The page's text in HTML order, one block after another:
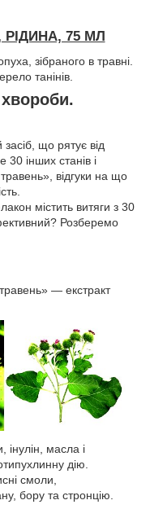
75 МЛ
зібраного в травні.
танінів.
що рятує від
30 інших станів і
відгуки на що
містить витяги з 30
Розберемо
— екстракт
інулін, масла і
дію.
смоли,
бору та стронцію.